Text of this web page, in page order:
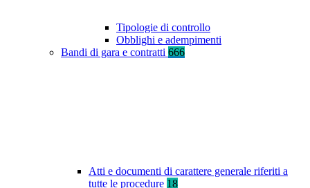
Tipologie di controllo
Obblighi e adempimenti
Bandi di gara e contratti 666
Atti e documenti di carattere generale riferiti a
tutte le procedure 18